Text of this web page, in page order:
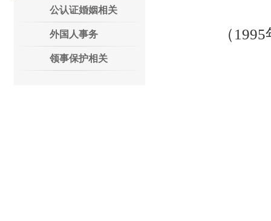
公认证婚姻相关
外国人事务
领事保护相关
（1995年7月